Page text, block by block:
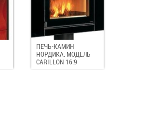
ПЕЧЬ-КАМИН
НОРДИКА. МОДЕЛЬ
CARILLON 16:9